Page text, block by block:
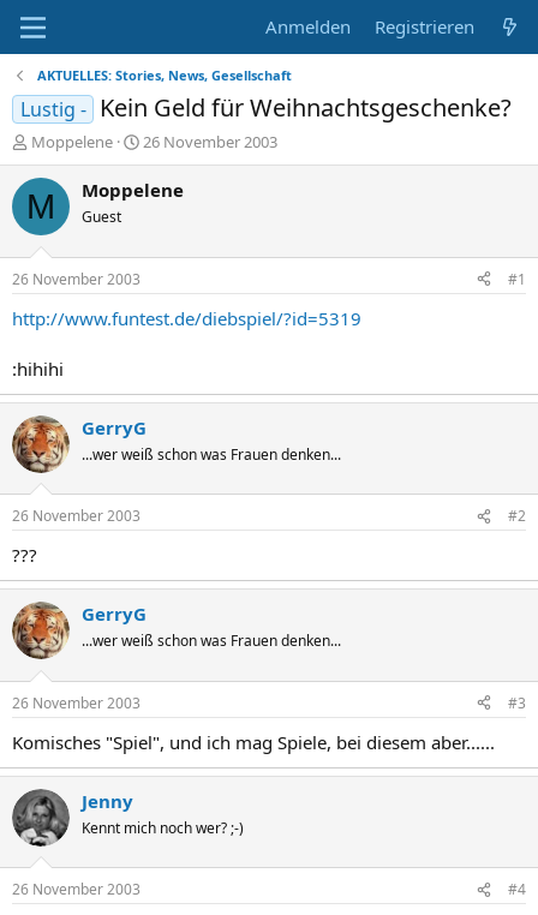
Anmelden Registrieren
AKTUELLES: Stories, News, Gesellschaft
Lustig - Kein Geld für Weihnachtsgeschenke?
E
r
s
t
e
r
Moppelene
E
r
s
t
a
26 November 2003
M Moppelene
Guest
26 November 2003 #1
http://www.funtest.de/diebspiel/?id=5319
:hihihi
GerryG
...wer weiß schon was Frauen denken...
26 November 2003 #2
???
GerryG
...wer weiß schon was Frauen denken...
26 November 2003 #3
Komisches "Spiel", und ich mag Spiele, bei diesem aber......
Jenny
Kennt mich noch wer? ;-)
26 November 2003 #4